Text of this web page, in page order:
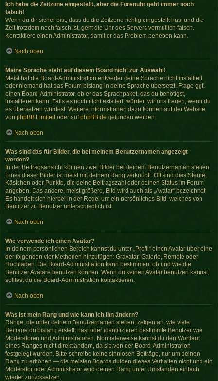
Ich habe die Zeitzone eingestellt, aber die Forenuhr geht immer noch
falsch!
Wenn du dir sicher bist, dass du die Zeitzone richtig eingestellt hast und die
Zeit trotzdem noch falsch ist, geht die Uhr des Servers vermutlich falsch.
Kontaktiere einen Administrator, damit er das Problem beheben kann.
Nach oben
Meine Sprache steht auf diesem Board nicht zur Auswahl!
Meist hat die Board-Administration entweder deine Sprache nicht installiert
oder niemand hat das Forum bislang in deine Sprache übersetzt. Frage ggf.
einen Board-Administrator, ob er das Sprachpaket, das du benötigst,
installieren kann. Falls es noch nicht existiert, würden wir uns freuen, wenn du
es übersetzen würdest. Weitere Informationen dazu können auf der Website
von phpBB Limited oder aufphpBB.de gefunden werden.
Nach oben
Was sind das für Bilder, die bei meinem Benutzernamen angezeigt
werden?
In der Beitragsansicht können zwei Bilder bei deinem Benutzernamen stehen.
Eines dieser Bilder ist meist mit deinem Rang verknüpft: Oft sind dies Sterne,
Kästchen oder Punkte, die deine Beitragszahl oder deinen Status im Forum
angeben. Das andere, meist größere, Bild wird auch als „Avatar“ bezeichnet.
Es handelt sich hierbei in der Regel um ein persönliches Bild, welches von
Benutzer zu Benutzer unterschiedlich ist.
Nach oben
Wie verwende ich einen Avatar?
In deinem persönlichen Bereich kannst du unter „Profil“ einen Avatar über eine
der folgenden vier Methoden hinzufügen: Gravatar, Galerie, Remote oder
Hochladen. Die Board-Administration kann bestimmen, ob und wie die
Benutzer Avatare benutzen können. Wenn du keinen Avatar benutzen kannst,
solltest du die Board-Administration kontaktieren.
Nach oben
Was ist mein Rang und wie kann ich ihn ändern?
Ränge, die unter deinem Benutzernamen stehen, zeigen an, wie viele
Beiträge du bislang erstellt hast oder identifizieren bestimmte Benutzer wie
Moderatoren und Administratoren. Normalerweise kannst du den Wortlaut
eines Ranges nicht direkt ändern, da sie von der Board-Administration
festgelegt wurden. Bitte schreibe keine sinnlosen Beiträge, nur um deinen
Rang zu erhöhen — die meisten Boards dulden dieses Verhalten nicht und ein
Moderator oder Administrator wird deinen Rang unter Umständen einfach
wieder zurücksetzen.